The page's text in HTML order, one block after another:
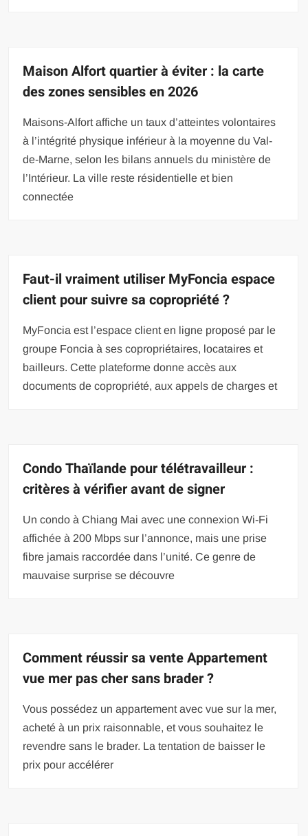
Maison Alfort quartier à éviter : la carte
des zones sensibles en 2026
Maisons-Alfort affiche un taux d’atteintes volontaires
à l’intégrité physique inférieur à la moyenne du Val-
de-Marne, selon les bilans annuels du ministère de
l’Intérieur. La ville reste résidentielle et bien
connectée
Faut-il vraiment utiliser MyFoncia espace
client pour suivre sa copropriété ?
MyFoncia est l’espace client en ligne proposé par le
groupe Foncia à ses copropriétaires, locataires et
bailleurs. Cette plateforme donne accès aux
documents de copropriété, aux appels de charges et
Condo Thaïlande pour télétravailleur :
critères à vérifier avant de signer
Un condo à Chiang Mai avec une connexion Wi-Fi
affichée à 200 Mbps sur l’annonce, mais une prise
fibre jamais raccordée dans l’unité. Ce genre de
mauvaise surprise se découvre
Comment réussir sa vente Appartement
vue mer pas cher sans brader ?
Vous possédez un appartement avec vue sur la mer,
acheté à un prix raisonnable, et vous souhaitez le
revendre sans le brader. La tentation de baisser le
prix pour accélérer